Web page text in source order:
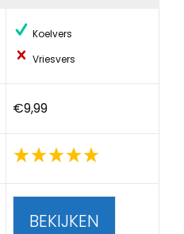
Koelvers
Vriesvers
€9,99
BEKIJKEN